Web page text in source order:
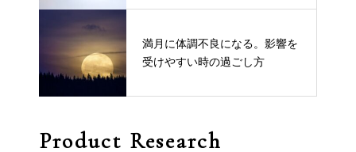
満月に体調不良になる。影響を
受けやすい時の過ごし方
Product Research